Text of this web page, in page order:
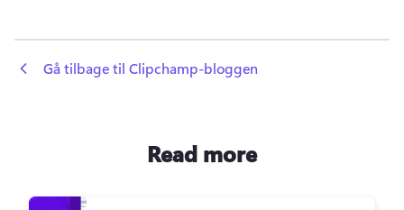
Gå tilbage til Clipchamp-bloggen
Read more